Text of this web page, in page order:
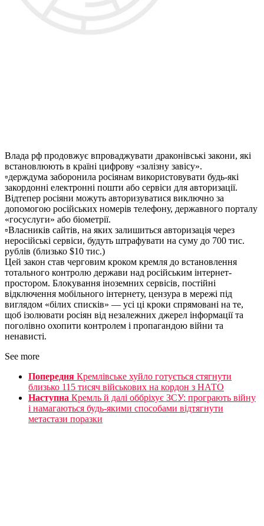
Влада рф продовжує впроваджувати драконівські закони, які
встановлюють в країні цифрову «залізну завісу».
▫️держдума заборонила росіянам використовувати будь-які
закордонні електронні пошти або сервіси для авторизації.
Відтепер росіяни можуть авторизуватися виключно за
допомогою російських номерів телефону, державного порталу
«госуслуги» або біометрії.
▫️Власників сайтів, на яких залишиться авторизація через
неросійські сервіси, будуть штрафувати на суму до 700 тис.
рублів (близько $10 тис.)
Цей закон став черговим кроком кремля до встановлення
тотального контролю держави над російським інтернет-
простором. Блокування іноземних сервісів, постійні
відключення мобільного інтернету, цензура в мережі під
виглядом «білих списків» — усі ці кроки спрямовані на те,
щоб ізолювати росіян від незалежних джерел інформації та
поголівно охопити контролем і пропагандою війни та
ненависті.
See more
Попередня Кремлівське хуйло готується стягнути
близько 115 тисяч військових на кордон з НАТО
Наступна Кремль й далі оббріхує ЗСУ: програють війну
і намагаються будь-якими способами відтягнути
метастази поразки